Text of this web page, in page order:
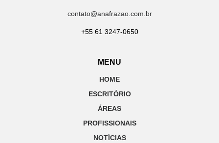
contato@anafrazao.com.br
+55 61 3247-0650
MENU
HOME
ESCRITÓRIO
ÁREAS
PROFISSIONAIS
NOTÍCIAS